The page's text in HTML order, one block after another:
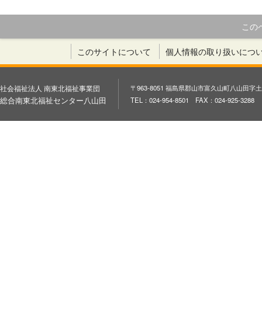
この
このサイトについて 個人情報の取り扱いにつ
社会福祉法人 南東北福祉事業団
総合南東北福祉センター八山田
〒963-8051 福島県郡山市富久山町八山田字
TEL：024-954-8501 FAX：024-925-3288